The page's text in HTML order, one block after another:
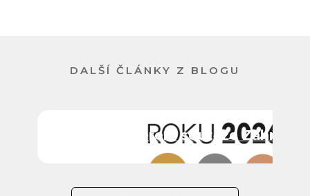
DALŠÍ ČLÁNKY Z BLOGU
ITTEC partnerem soutěže Zahrada